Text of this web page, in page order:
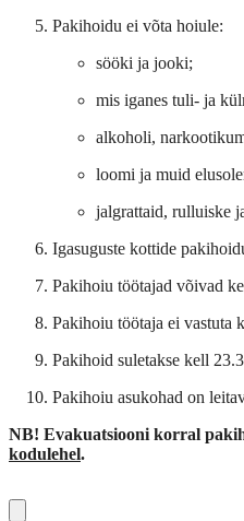
Pakihoidu ei võta hoiule:
sööki ja jooki;
mis iganes tuli- ja
alkoholi,
loomi ja muid
jalgrattaid, rulluiske
Igasuguste kottide
Pakihoiu töötajad võivad
Pakihoiu töötaja ei vastuta
Pakihoid suletakse kell
Pakihoiu asukohad on
NB! Evakuatsiooni korral
kodulehel.